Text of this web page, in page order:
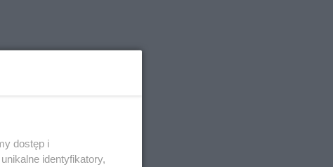
dostęp i
identyfikatory,